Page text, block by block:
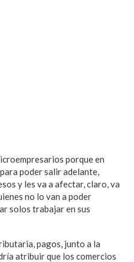
porque en
poder salir adelante,
y les va a afectar, claro, va
no lo van a poder
solos trabajar en sus
pagos, junto a la
atribuir que los comercios